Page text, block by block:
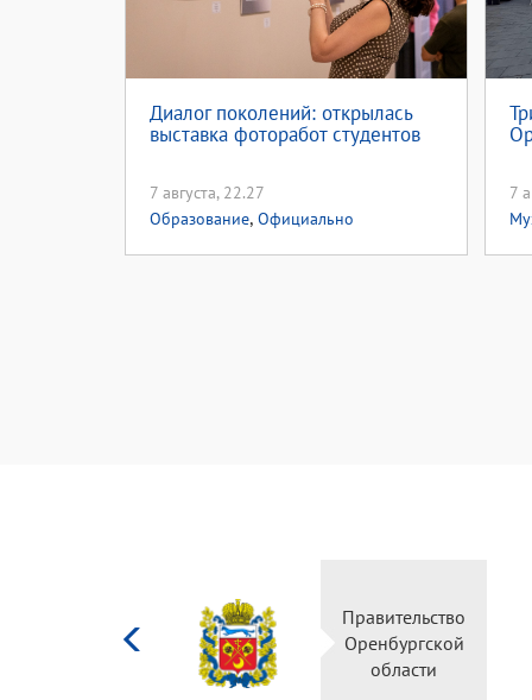
Диалог поколений: открылась
выставка фоторабот студентов
7 августа, 22.27
Образование, Официально
7
культуры
Российской
Правительство
Оренбургской
области